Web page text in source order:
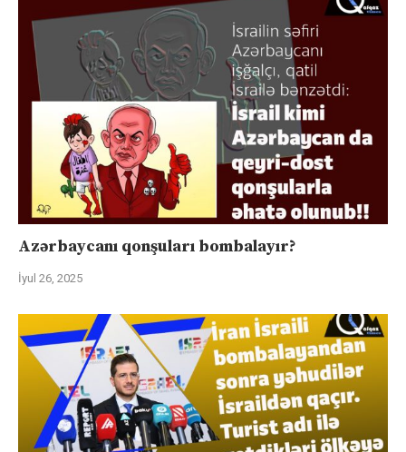
Azərbaycanı qonşuları bombalayır?
İyul 26, 2025